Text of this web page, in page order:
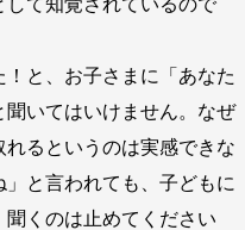
して知覚されているので
と、お子さまに「あなた
いてはいけません。なぜ
るというのは実感できな
と言われても、子どもに
くのは止めてください